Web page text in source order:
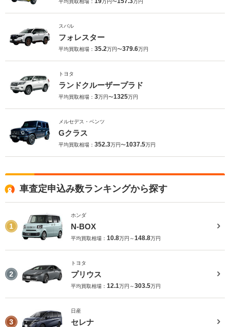
平均買取相場： 万円〜 万円
スバル
フォレスター
平均買取相場： 35.2万円〜379.6万円
トヨタ
ランドクルーザープラド
平均買取相場： 3万円〜1325万円
メルセデス・ベンツ
Gクラス
平均買取相場： 352.3万円〜1037.5万円
車査定申込み数ランキングから探す
1
ホンダ
N-BOX
平均買取相場： 10.8万円～148.8万円
2
トヨタ
プリウス
平均買取相場： 12.1万円～303.5万円
3
日産
セレナ